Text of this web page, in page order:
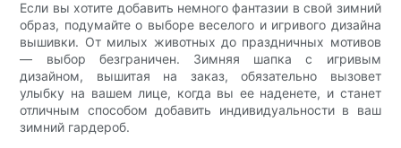
Если вы хотите добавить немного фантазии в свой зимний
образ, подумайте о выборе веселого и игривого дизайна
вышивки. От милых животных до праздничных мотивов
— выбор безграничен. Зимняя шапка с игривым
дизайном, вышитая на заказ, обязательно вызовет
улыбку на вашем лице, когда вы ее наденете, и станет
отличным способом добавить индивидуальности в ваш
зимний гардероб.